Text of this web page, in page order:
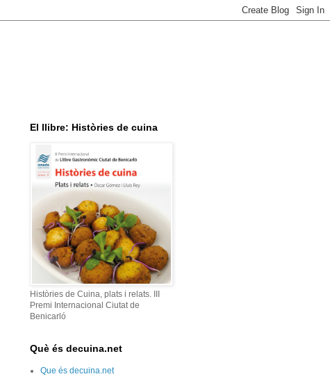
El llibre: Històries de cuina
Històries de Cuina, plats i relats. III
Premi Internacional Ciutat de
Benicarló
Què és decuina.net
Que és decuina.net